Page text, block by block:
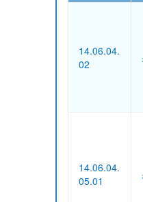
14.06.04.
02
14.06.04.
05.01